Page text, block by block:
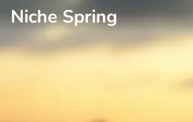
Skip
content
Niche Spring